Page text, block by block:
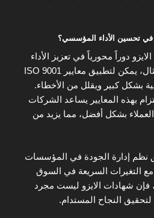
دوراً محورياً في تعزيز الأداء
المؤسسي. على سبيل المثال، يمكن لتطبيق معايير ISO 9001
بشكل كبير ويقلل من الأخطاء.
بهذه المعايير يساعد الشركات
العملاء بشكل أفضل، مما يزيد من
نظم إدارة الجودة في المؤسسات
مع التغيرات السريعة في السوق
فإن شهادات الايزو ليست مجرد
النجاح المستدام.